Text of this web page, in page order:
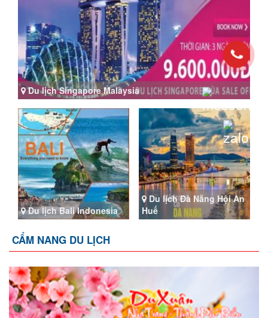
Du lịch Singapore Malaysia
Du lịch Bali Indonesia
Du lịch Đà Nẵng Hội An
Huế
CẨM NANG DU LỊCH